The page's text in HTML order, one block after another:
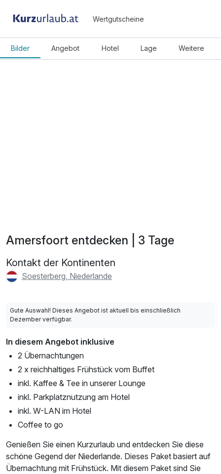
Wertgutscheine
Bilder Angebot Hotel Lage Weitere
Amersfoort entdecken | 3 Tage
Kontakt der Kontinenten
Soesterberg, Niederlande
Gute Auswahl! Dieses Angebot ist aktuell bis einschließlich
Dezember verfügbar.
In diesem Angebot inklusive
2 Übernachtungen
2 x reichhaltiges Frühstück vom Buffet
inkl. Kaffee & Tee in unserer Lounge
inkl. Parkplatznutzung am Hotel
inkl. W-LAN im Hotel
Coffee to go
Genießen Sie einen Kurzurlaub und entdecken Sie diese
schöne Gegend der Niederlande. Dieses Paket basiert auf
Übernachtung mit Frühstück. Mit diesem Paket sind Sie